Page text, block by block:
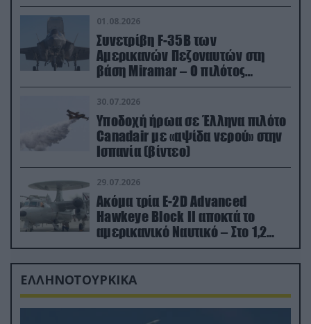
01.08.2026
Συνετρίβη F-35B των
Αμερικανών Πεζοναυτών στη
βάση Miramar – Ο πιλότος
εκτινάχθηκε εγκαίρως
30.07.2026
Υποδοχή ήρωα σε Έλληνα πιλότο
Canadair με «αψίδα νερού» στην
Ισπανία (βίντεο)
29.07.2026
Ακόμα τρία E-2D Advanced
Hawkeye Block II αποκτά το
αμερικανικό Ναυτικό – Στο 1,2
δισ.δολάρια το κόστος
ΕΛΛΗΝΟΤΟΥΡΚΙΚΑ